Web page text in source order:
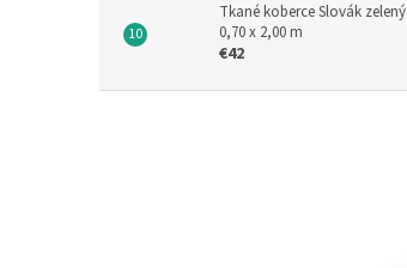
Tkané koberce Slovák zelený
0,70 x 2,00 m
€42